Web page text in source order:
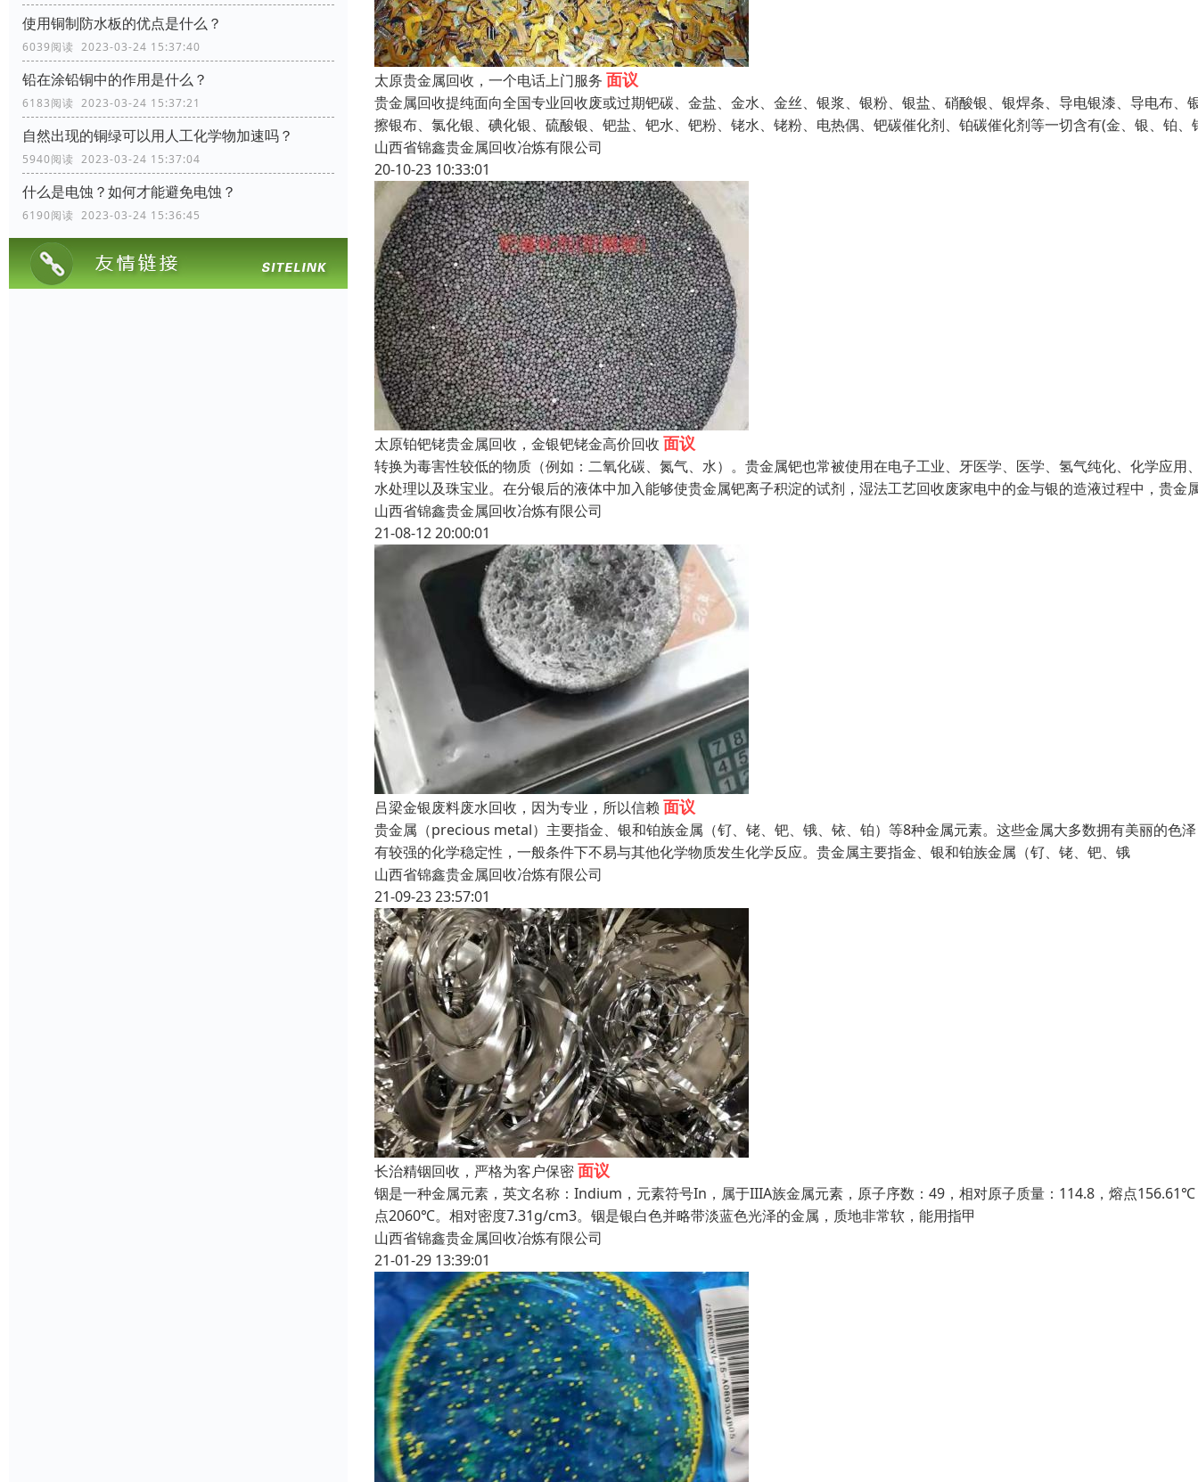
使用铜制防水板的优点是什么？
6039阅读 2023-03-24 15:37:40
铅在涂铅铜中的作用是什么？
6183阅读 2023-03-24 15:37:21
自然出现的铜绿可以用人工化学物加速吗？
5940阅读 2023-03-24 15:37:04
什么是电蚀？如何才能避免电蚀？
6190阅读 2023-03-24 15:36:45
太原贵金属回收，一个电话上门服务 面议
贵金属回收提纯面向全国专业回收废或过期钯碳、金盐、金水、金丝、银浆、银粉、银盐、硝酸银、银焊条、导电银漆、导电布、
擦银布、氯化银、碘化银、硫酸银、钯盐、钯水、钯粉、铑水、铑粉、电热偶、钯碳催化剂、铂碳催化剂等一切含有(金、银、铂、
山西省锦鑫贵金属回收冶炼有限公司
20-10-23 10:33:01
太原铂钯铑贵金属回收，金银钯铑金高价回收 面议
转换为毒害性较低的物质（例如：二氧化碳、氮气、水）。贵金属钯也常被使用在电子工业、牙医学、医学、氢气纯化、化学应用
水处理以及珠宝业。在分银后的液体中加入能够使贵金属钯离子积淀的试剂，湿法工艺回收废家电中的金与银的造液过程中，贵金
山西省锦鑫贵金属回收冶炼有限公司
21-08-12 20:00:01
吕梁金银废料废水回收，因为专业，所以信赖 面议
贵金属（precious metal）主要指金、银和铂族金属（钌、铑、钯、锇、铱、铂）等8种金属元素。这些金属大多数拥有美丽的色
有较强的化学稳定性，一般条件下不易与其他化学物质发生化学反应。贵金属主要指金、银和铂族金属（钌、铑、钯、锇
山西省锦鑫贵金属回收冶炼有限公司
21-09-23 23:57:01
长治精铟回收，严格为客户保密面议
铟是一种金属元素，英文名称：Indium，元素符号In，属于IIIA族金属元素，原子序数：49，相对原子质量：114.8，熔点
点2060℃。相对密度7.31g/cm3。铟是银白色并略带淡蓝色光泽的金属，质地非常软，能用指甲
山西省锦鑫贵金属回收冶炼有限公司
21-01-29 13:39:01